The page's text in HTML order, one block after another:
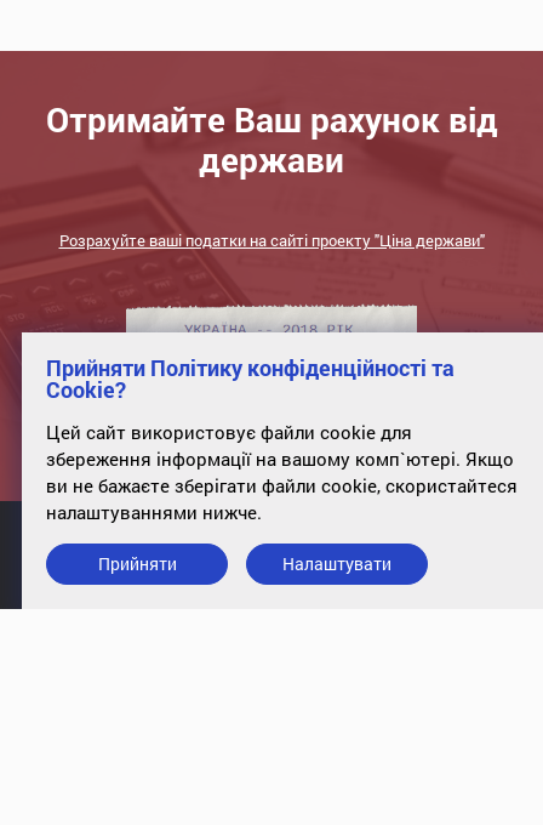
Отримайте Ваш рахунок від
держави
Розрахуйте ваші податки на сайті проекту "Ціна держави"
Прийняти Політику конфіденційності та
Cookie?
Цей сайт використовує файли cookie для
збереження інформації на вашому комп`ютері. Якщо
ви не бажаєте зберігати файли cookie, скористайтеся
налаштуваннями нижче.
Прийняти Налаштувати